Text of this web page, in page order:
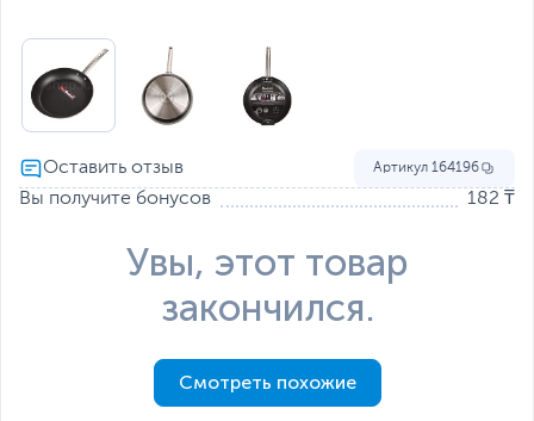
Артикул 164196
Вы получите бонусов 182 ₸
Увы, этот товар
закончился.
Смотреть похожие